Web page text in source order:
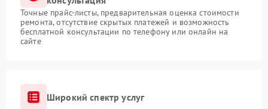
Точные прайс-листы, предварительная оценка стоимости
ремонта, отсутствие скрытых платежей и возможность
бесплатной консультации по телефону или онлайн на
сайте
Широкий спектр услуг